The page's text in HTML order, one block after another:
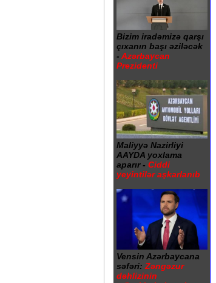
Bizim iradəmizə qarşı
çıxanın başı əziləcək
- Azərbaycan
Prezidenti
Maliyyə Nazirliyi
AAYDA yoxlama
aparır - Ciddi
yeyintilər aşkarlanıb
Vensin Azərbaycana
səfəri: Zəngəzur
dəhlizinin